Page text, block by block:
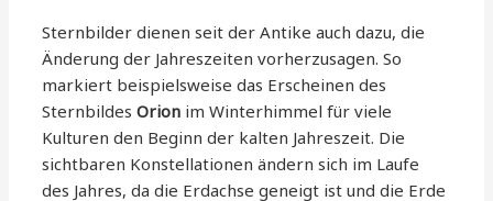
Sternbilder dienen seit der Antike auch dazu, die
Änderung der Jahreszeiten vorherzusagen. So
markiert beispielsweise das Erscheinen des
SternbildesOrion im Winterhimmel für viele
Kulturen den Beginn der kalten Jahreszeit. Die
sichtbaren Konstellationen ändern sich im Laufe
des Jahres, da die Erdachse geneigt ist und die Erde